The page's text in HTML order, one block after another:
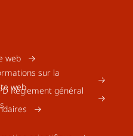
web
sur la
web
Règlement général